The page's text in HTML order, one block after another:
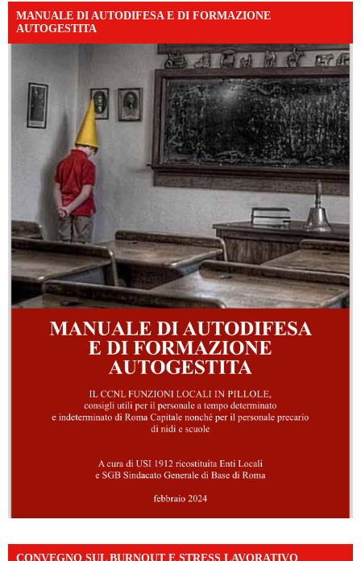
MANUALE DI AUTODIFESA E DI FORMAZIONE
AUTOGESTITA
CONVEGNO SUL BURNOUT E STRESS LAVORATIVO